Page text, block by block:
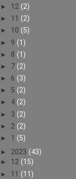
► 12 (2)
► 11 (2)
► 10 (5)
► 9 (1)
► 8 (1)
► 7 (2)
► 6 (3)
► 5 (2)
► 4 (2)
► 3 (2)
► 2 (2)
► 1 (5)
► 2023 (43)
► 12 (15)
► 11 (11)